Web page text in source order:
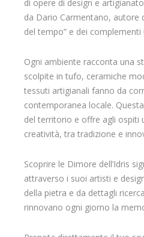
di opere di design e
da Dario Carmentano, autore
del tempo” e dei complementi
Ogni ambiente racconta una
scolpite in tufo, ceramiche
tessuti artigianali fanno da
contemporanea locale.
del territorio e offre agli ospiti
creatività, tra tradizione e
Scoprire le Dimore dell’Idris
attraverso i suoi artisti e
della pietra e da dettagli
rinnovano ogni giorno la